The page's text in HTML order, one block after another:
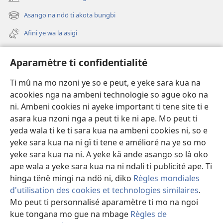
Aparamètre ti confidentialité
Ti mû na mo nzoni ye so e peut, e yeke sara kua na
acookies nga na ambeni technologie so ague oko na
ni. Ambeni cookies ni ayeke important ti tene site ti e
asara kua nzoni nga a peut ti ke ni ape. Mo peut ti
yeda wala ti ke ti sara kua na ambeni cookies ni, so e
yeke sara kua na ni gï ti tene e amélioré na ye so mo
yeke sara kua na ni. A yeke kä ande asango so lâ oko
ape wala a yeke sara kua na ni ndali ti publicité ape. Ti
hinga tënë mingi na ndö ni, diko Règles mondiales
d'utilisation des cookies et technologies similaires.
Mo peut ti personnalisé aparamètre ti mo na ngoi
kue tongana mo gue na mbage Règles de
mbeni
fini
page)
Asango na ndö ti akota bungbi
(zi
mbeni
fini
page)
Afini ye wa la asigi
Videos with Audio Descriptions
Gi
A-offrande
(zi
mbeni
fini
page)
BIBLIOTHÈQUE NA NDÖ TI INTERNET
(zi
mbeni
fini
page)
JW Hub ®
(zi
mbeni
fini
page)
Copyright© 2026 Watch Tower Bible and Tract Society of Pennsylvania.